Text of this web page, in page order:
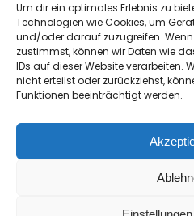
Um dir ein optimales Erlebnis zu
Technologien wie Cookies, um
und/oder darauf zuzugreifen.
zustimmst, können wir Daten wie
IDs auf dieser Website verarbeiten.
nicht erteilst oder zurückziehst,
Funktionen beeinträchtigt werden.